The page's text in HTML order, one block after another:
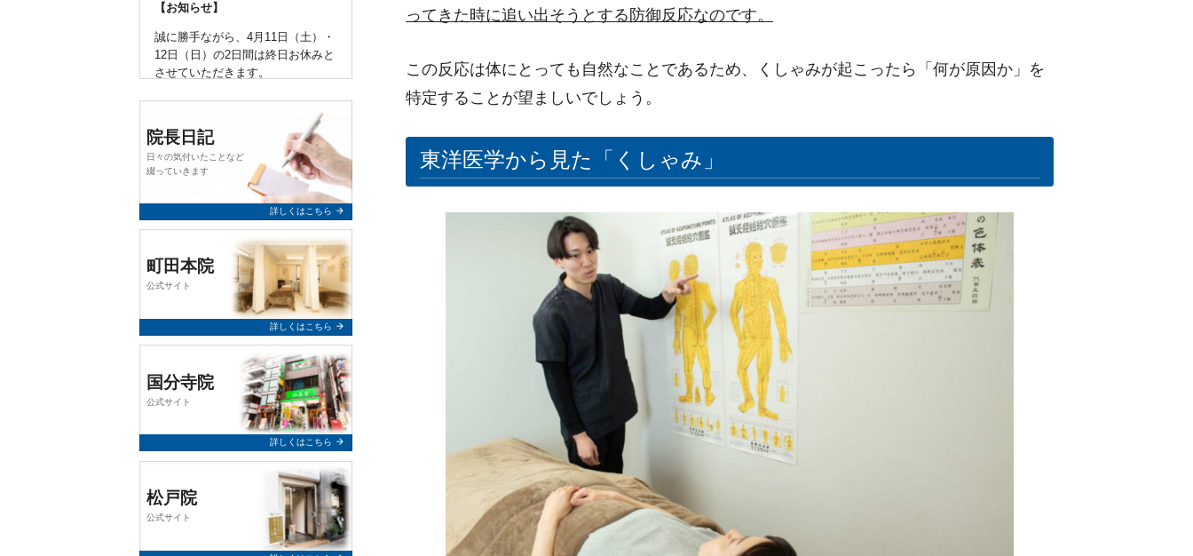
ってきた時に追い出そうとする防御反応なのです。
この反応は体にとっても自然なことであるため、くしゃみが起こったら「何が原因か」を
特定することが望ましいでしょう。
東洋医学から見た「くしゃみ」
【お知らせ】
誠に勝手ながら、4月11日（土）・
12日（日）の2日間は終日お休みと
させていただきます。
何卒、よろしくお願い申し上げま
query_builder2026年2月24日
誠に勝手ながら、令和8年3月7日
（土）は終日お休みとさせていた
だきます。
何卒、よろしくお願い申し上げま
2025年12月10日
【年末年始 休業のお知らせ】
令和7年12月31日（水）～ 令和8年
1月5日（月）まで終日休業とさせ
ていただきます。 年始は1月6日
（火）より通常通り営業いたしま
す。
何卒、よろしくお願い申し上げま
院長日記
日々の気付いたことなど
綴っていきます
詳しくはこちら arrow_forward
町田本院
公式サイト
詳しくはこちら arrow_forward
国分寺院
公式サイト
詳しくはこちら arrow_forward
松戸院
公式サイト